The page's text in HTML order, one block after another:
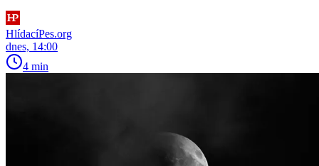
HlídacíPes.org
dnes, 14:00
4 min